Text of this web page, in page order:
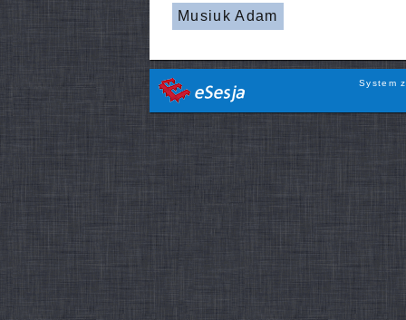
Musiuk Adam
System